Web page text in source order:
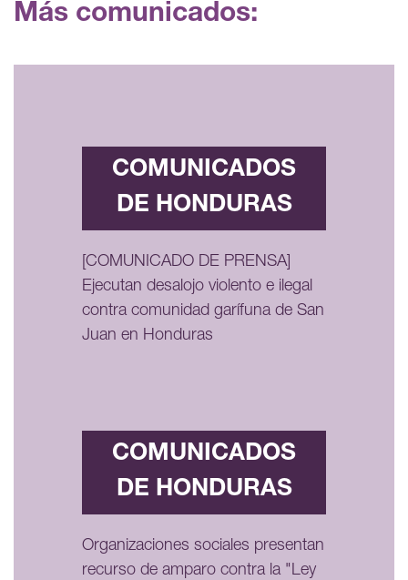
Más comunicados:
COMUNICADOS
DE HONDURAS
[COMUNICADO DE PRENSA]
Ejecutan desalojo violento e ilegal
contra comunidad garífuna de San
Juan en Honduras
COMUNICADOS
DE HONDURAS
Organizaciones sociales presentan
recurso de amparo contra la "Ley